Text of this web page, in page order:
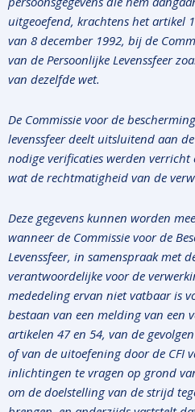
uitgeoefend, krachtens het artikel
van 8 december 1992, bij de
van de Persoonlijke Levenssfeer
van dezelfde wet.
De Commissie voor de
levenssfeer deelt uitsluitend aan
nodige verificaties werden
wat de rechtmatigheid van de
Deze gegevens kunnen worden
wanneer de Commissie voor de
Levenssfeer, in samenspraak met
verantwoordelijke voor de
mededeling ervan niet vatbaar is
bestaan van een melding van een
artikelen 47 en 54, van de
of van de uitoefening door de CFI
inlichtingen te vragen op grond
om de doelstelling van de strijd